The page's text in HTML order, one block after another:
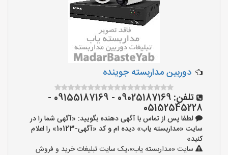
دوربین مداربسته جوینده
تلفن:
09025187169 - 09155187169 -
05152545228
لطفا پس از تماس با آگهی دهنده بگویید: «آگهی شما را در
سایت «مداربسته یاب» دیده ام و کد «آگهی-10123» را اعلام
کنید»
سایت «مداربسته یاب»،یک سایت تبلیغات خرید و فروش